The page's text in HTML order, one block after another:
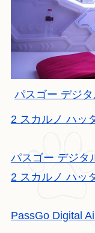
パスゴー デジ
2 スカルノ ハッ
パスゴー デジタ
2 スカルノ ハッ
PassGo Digital